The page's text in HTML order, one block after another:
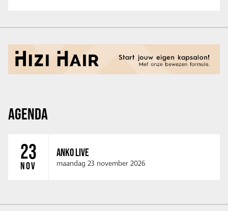
AGENDA
23
NOV
ANKO LIVE
maandag 23 november 2026